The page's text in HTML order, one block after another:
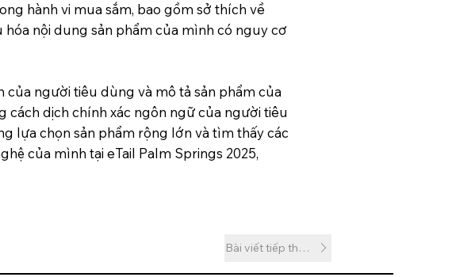
hành vi mua sắm, bao gồm sở thích về
nội dung sản phẩm của mình có nguy cơ
người tiêu dùng và mô tả sản phẩm của
cách dịch chính xác ngôn ngữ của người tiêu
lựa chọn sản phẩm rộng lớn và tìm thấy các
của mình tại eTail Palm Springs 2025,
Bài viết tiếp theo